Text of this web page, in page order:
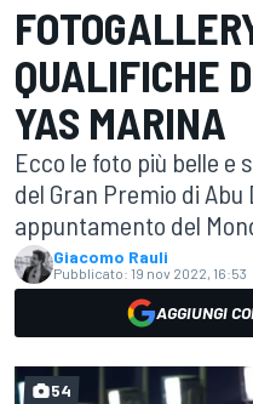
QUALIFICHE
YAS MARINA
Ecco le foto più belle e
del Gran Premio di Abu
appuntamento del
Giacomo Rauli
Pubblicato: 19 nov 2022, 16:53
AGGIUNGI
54